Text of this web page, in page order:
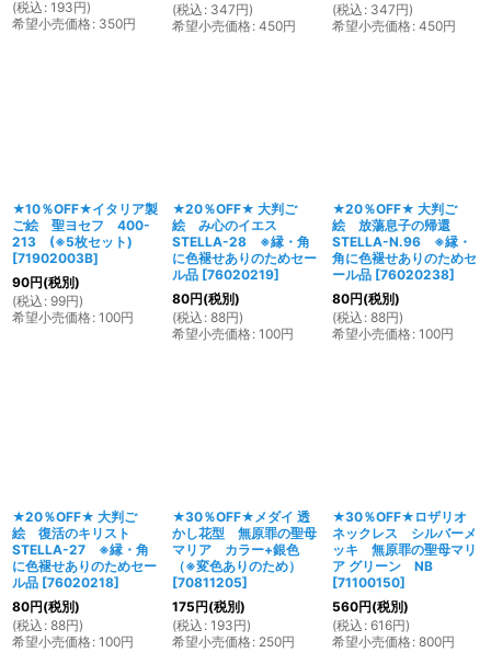
(税込 : 193円)
希望小売価格: 350円
(税込 : 347円)
希望小売価格: 450円
(税込 : 347円)
希望小売価格: 450円
★10％OFF★イタリア製
ご絵 聖ヨセフ 400-
213 (※5枚セット)
[71902003B]
90円(税別)
(税込 : 99円)
希望小売価格: 100円
★20％OFF★ 大判ご
絵 み心のイエス
STELLA-28 ※縁・角
に色褪せありのためセー
ル品 [76020219]
80円(税別)
(税込 : 88円)
希望小売価格: 100円
★20％OFF★ 大判ご
絵 放蕩息子の帰還
STELLA-N.96 ※縁・
角に色褪せありのためセ
ール品 [76020238]
80円(税別)
(税込 : 88円)
希望小売価格: 100円
★20％OFF★ 大判ご
絵 復活のキリスト
STELLA-27 ※縁・角
に色褪せありのためセー
ル品 [76020218]
80円(税別)
(税込 : 88円)
希望小売価格: 100円
★30％OFF★メダイ 透
かし花型 無原罪の聖母
マリア カラー+銀色
（※変色ありのため）
[70811205]
175円(税別)
(税込 : 193円)
希望小売価格: 250円
★30％OFF★ロザリオ
ネックレス シルバーメ
ッキ 無原罪の聖母マリ
ア グリーン NB
[71100150]
560円(税別)
(税込 : 616円)
希望小売価格: 800円